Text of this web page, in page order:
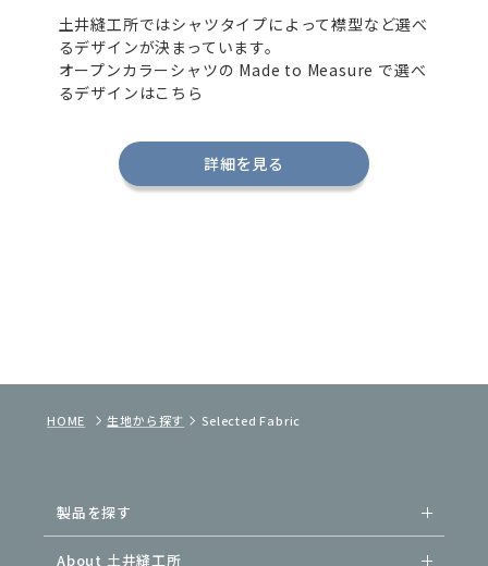
土井縫工所ではシャツタイプによって襟型など選べ
るデザインが決まっています。
オープンカラーシャツの Made to Measure で選べ
るデザインはこちら
詳細を見る
HOME 生地から探す Selected Fabric
製品を探す
About 土井縫工所